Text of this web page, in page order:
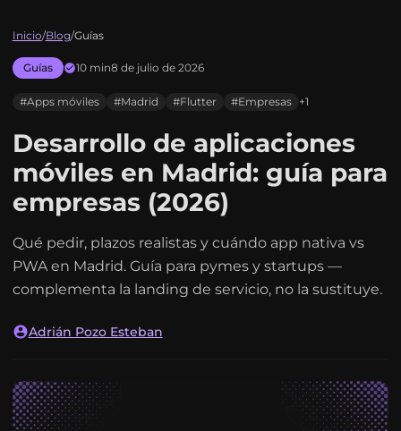
Inicio/Blog/Guías
Guías 10 min8 de julio de 2026
#Apps móviles #Madrid #Flutter #Empresas +1
Desarrollo de aplicaciones
móviles en Madrid: guía para
empresas (2026)
Qué pedir, plazos realistas y cuándo app nativa vs
PWA en Madrid. Guía para pymes y startups —
complementa la landing de servicio, no la sustituye.
Adrián Pozo Esteban